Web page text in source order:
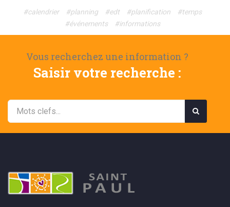
#calendrier #planning #edt #planification
#temps
#événements
#informations
Vous recherchez une information ?
Saisir votre recherche :